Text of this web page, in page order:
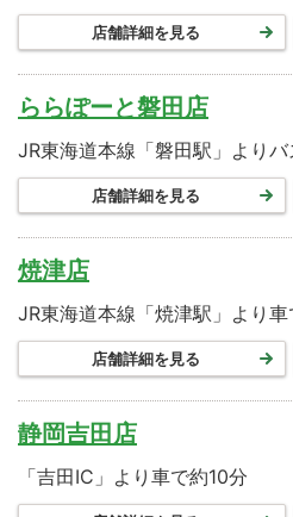
店舗詳細を見る
ららぽーと磐田店
JR東海道本線「磐田駅」より
店舗詳細を見る
焼津店
JR東海道本線「焼津駅」より
店舗詳細を見る
静岡吉田店
「吉田IC」より車で約10分